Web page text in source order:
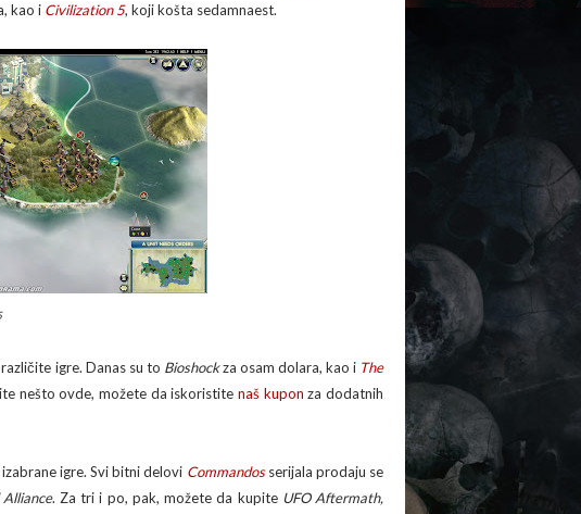
kao i Civilization 5, koji košta sedamnaest.
igre. Danas su to Bioshockza osam dolara, kao i The
nešto ovde, možete da iskoristite naš kupon za dodatnih
igre. Svi bitni delovi Commandosserijala prodaju se
Alliance. Za tri i po, pak, možete da kupite UFO Aftermath,